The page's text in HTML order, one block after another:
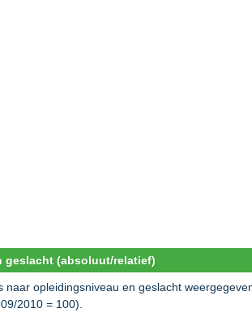
geslacht (absoluut/relatief)
opleidingsniveau en geslacht
2010 = 100).